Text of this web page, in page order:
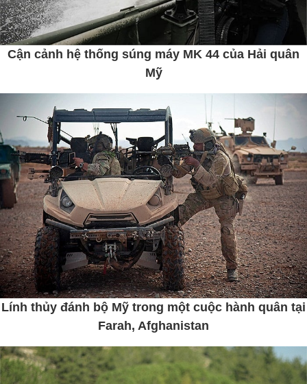
Cận cảnh hệ thống súng máy MK 44 của Hải quân
Mỹ
Lính thủy đánh bộ Mỹ trong một cuộc hành quân tại
Farah, Afghanistan